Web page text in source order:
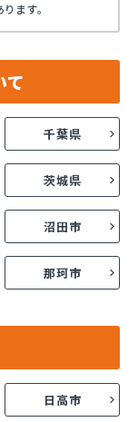
ます。
て
千葉県
茨城県
沼田市
那珂市
日高市